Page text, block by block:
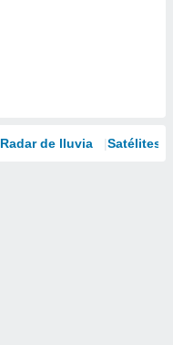
Radar de lluvia Satélites